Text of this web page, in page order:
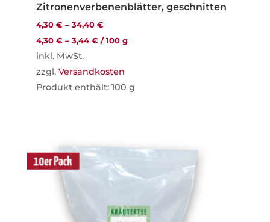
Zitronenverbenenblätter, geschnitten
4,30 €– 34,40 €
4,30 €– 3,44 €/100 g
inkl. MwSt.
zzgl. Versandkosten
Produkt enthält: 100 g